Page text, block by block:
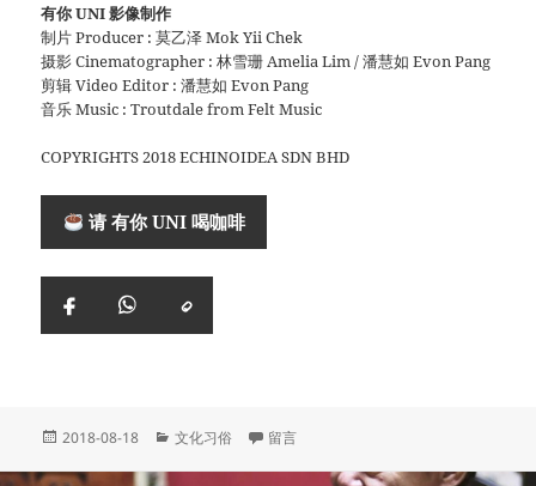
有你 UNI 影像制作
制片 Producer : 莫乙泽 Mok Yii Chek
摄影 Cinematographer : 林雪珊 Amelia Lim / 潘慧如 Evon Pang
剪辑 Video Editor : 潘慧如 Evon Pang
音乐 Music : Troutdale from Felt Music
COPYRIGHTS 2018 ECHINOIDEA SDN BHD
请 有你 UNI 喝咖啡
FacebookWhatsApp
复
制
Posted
2018-08-18 Categories
文化习俗 留言于 波德申海南村的天后宫神诞